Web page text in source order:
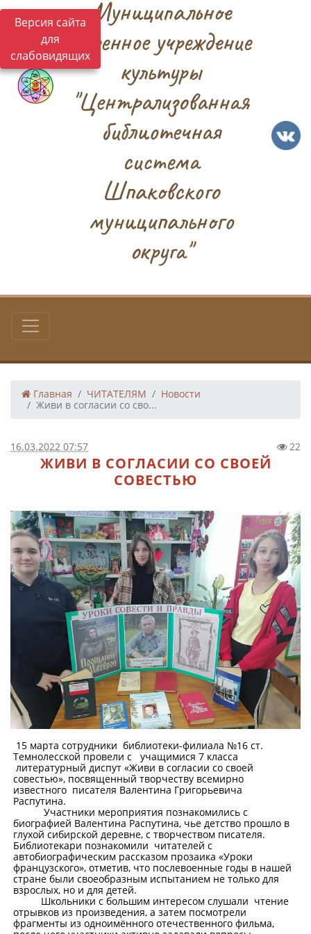
Версия сайта
для
слабовидящих
Муниципальное
казенное учреждение
культуры
"Централизованная
библиотечная
система
Шпаковского
муниципального
округа"
Главная ЧИТАТЕЛЯМ
Новости
Живи в согласии со сво...
16.03.2022 07:57 22
ЖИВИ В СОГЛАСИИ СО СВОЕЙ
СОВЕСТЬЮ
15 марта сотрудники библиотеки-филиала №16 ст.
Темнолесской провели с учащимися 7 класса
литературный диспут «Живи в согласии со своей
совестью», посвященный творчеству всемирно
известного писателя Валентина Григорьевича
Распутина.
Участники мероприятия познакомились с
биографией Валентина Распутина, чье детство прошло в
глухой сибирской деревне, с творчеством писателя.
Библиотекари познакомили читателей с
автобиографическим рассказом прозаика «Уроки
французского», отметив, что послевоенные годы в нашей
стране были своеобразным испытанием не только для
взрослых, но и для детей.
Школьники с большим интересом слушали чтение
отрывков из произведения, а затем посмотрели
фрагменты из одноимённого отечественного фильма,